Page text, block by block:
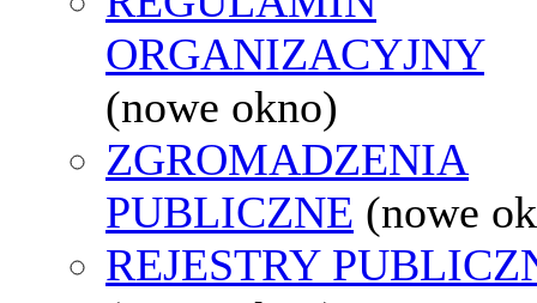
ORGANIZACYJNY
(nowe okno)
ZGROMADZENIA
PUBLICZNE (nowe
REJESTRY